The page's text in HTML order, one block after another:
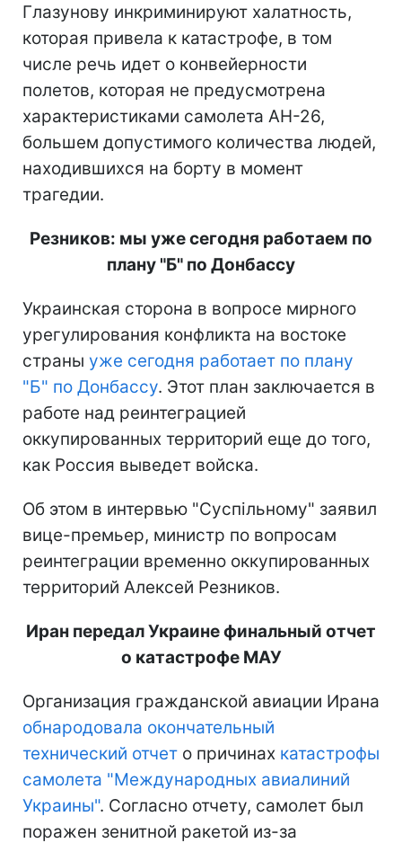
Глазунову инкриминируют халатность,
которая привела к катастрофе, в том
числе речь идет о конвейерности
полетов, которая не предусмотрена
характеристиками самолета АН-26,
большем допустимого количества людей,
находившихся на борту в момент
трагедии.
Резников: мы уже сегодня работаем по
плану "Б" по Донбассу
Украинская сторона в вопросе мирного
урегулирования конфликта на востоке
страны уже сегодня работает по плану
"Б" по Донбассу. Этот план заключается в
работе над реинтеграцией
оккупированных территорий еще до того,
как Россия выведет войска.
Об этом в интервью "Суспільному" заявил
вице-премьер, министр по вопросам
реинтеграции временно оккупированных
территорий Алексей Резников.
Иран передал Украине финальный отчет
о катастрофе МАУ
Организация гражданской авиации Ирана
обнародовала окончательный
технический отчет о причинах катастрофы
самолета "Международных авиалиний
Украины". Согласно отчету, самолет был
поражен зенитной ракетой из-за